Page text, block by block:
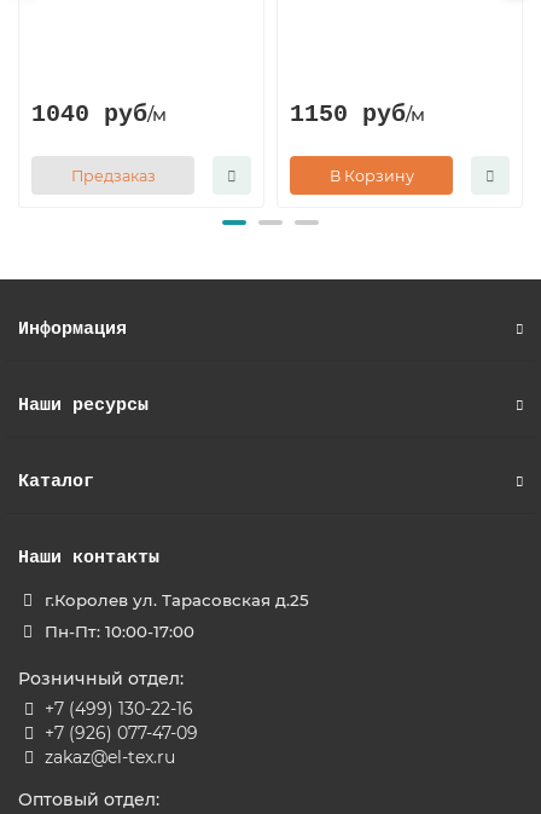
1040 руб/м
Предзаказ
1150 руб/м
В Корзину
Информация
Наши ресурсы
Каталог
Наши контакты
г.Королев ул. Тарасовская д.25
Пн-Пт: 10:00-17:00
Розничный отдел:
+7 (499) 130-22-16
+7 (926) 077-47-09
zakaz@el-tex.ru
Оптовый отдел: